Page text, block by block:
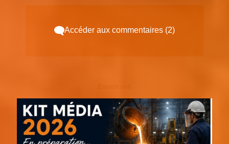
Accéder aux commentaires (2)